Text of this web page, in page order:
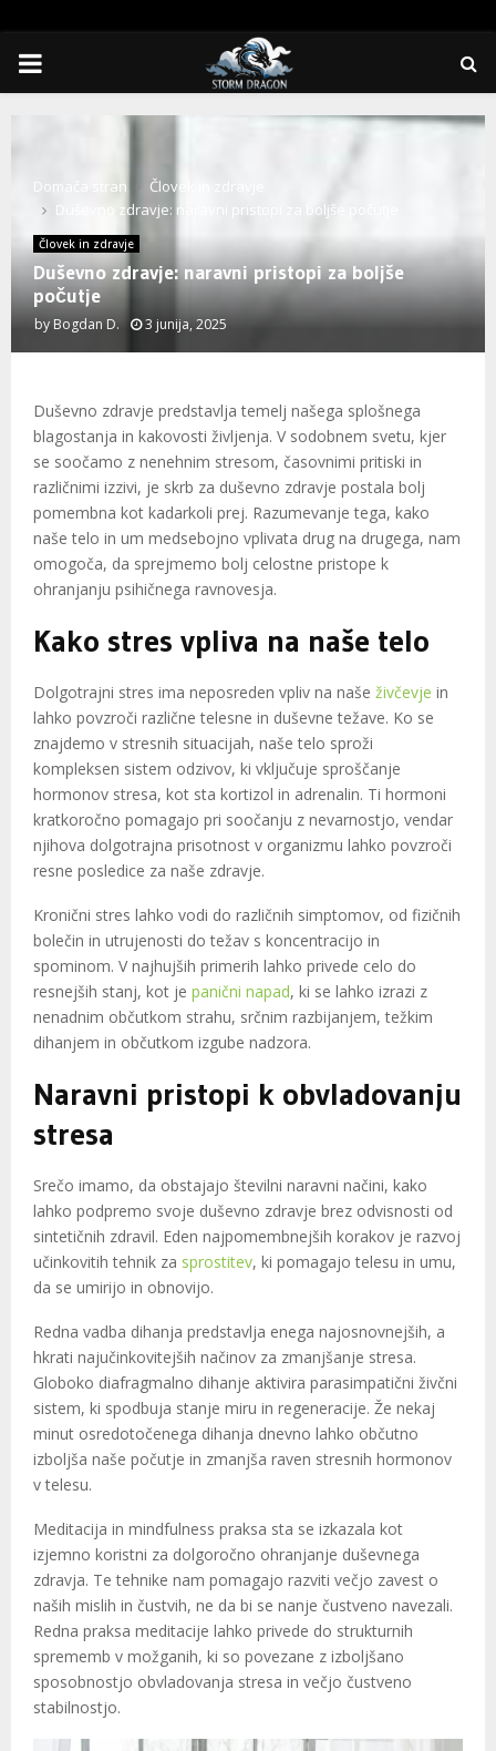
PRIMARY
Domača stran
Človek in zdravje
Duševno zdravje: naravni pristopi za boljše počutje
Človek in zdravje
Duševno zdravje: naravni pristopi za boljše
počutje
by Bogdan D. 3 junija, 2025
Duševno zdravje predstavlja temelj našega splošnega
blagostanja in kakovosti življenja. V sodobnem svetu, kjer
se soočamo z nenehnim stresom, časovnimi pritiski in
različnimi izzivi, je skrb za duševno zdravje postala bolj
pomembna kot kadarkoli prej. Razumevanje tega, kako
naše telo in um medsebojno vplivata drug na drugega, nam
omogoča, da sprejmemo bolj celostne pristope k
ohranjanju psihičnega ravnovesja.
Kako stres vpliva na naše telo
Dolgotrajni stres ima neposreden vpliv na naše živčevje in
lahko povzroči različne telesne in duševne težave. Ko se
znajdemo v stresnih situacijah, naše telo sproži
kompleksen sistem odzivov, ki vključuje sproščanje
hormonov stresa, kot sta kortizol in adrenalin. Ti hormoni
kratkoročno pomagajo pri soočanju z nevarnostjo, vendar
njihova dolgotrajna prisotnost v organizmu lahko povzroči
resne posledice za naše zdravje.
Kronični stres lahko vodi do različnih simptomov, od fizičnih
bolečin in utrujenosti do težav s koncentracijo in
spominom. V najhujših primerih lahko privede celo do
resnejših stanj, kot je panični napad, ki se lahko izrazi z
nenadnim občutkom strahu, srčnim razbijanjem, težkim
dihanjem in občutkom izgube nadzora.
Naravni pristopi k obvladovanju
stresa
Srečo imamo, da obstajajo številni naravni načini, kako
lahko podpremo svoje duševno zdravje brez odvisnosti od
sintetičnih zdravil. Eden najpomembnejših korakov je razvoj
učinkovitih tehnik za sprostitev, ki pomagajo telesu in umu,
da se umirijo in obnovijo.
Redna vadba dihanja predstavlja enega najosnovnejših, a
hkrati najučinkovitejših načinov za zmanjšanje stresa.
Globoko diafragmalno dihanje aktivira parasimpatični živčni
sistem, ki spodbuja stanje miru in regeneracije. Že nekaj
minut osredotočenega dihanja dnevno lahko občutno
izboljša naše počutje in zmanjša raven stresnih hormonov
v telesu.
Meditacija in mindfulness praksa sta se izkazala kot
izjemno koristni za dolgoročno ohranjanje duševnega
zdravja. Te tehnike nam pomagajo razviti večjo zavest o
naših mislih in čustvih, ne da bi se nanje čustveno navezali.
Redna praksa meditacije lahko privede do strukturnih
sprememb v možganih, ki so povezane z izboljšano
sposobnostjo obvladovanja stresa in večjo čustveno
stabilnostjo.